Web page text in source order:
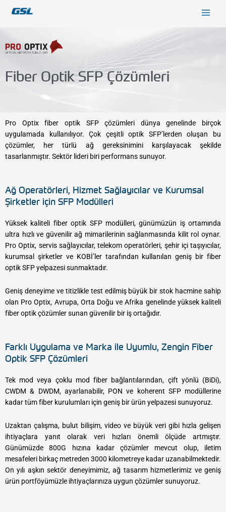
Fiber Optik SFP Çözümleri
Pro Optix fiber optik SFP çözümleri dünya genelinde birçok
uygulamada kullanılıyor. Çok çeşitli optik SFP’lerden oluşan bu
çözümler, her türlü ağ gereksinimini karşılayacak şekilde
tasarlanmıştır. Sektör lideri biri performans sunuyor.
Ağ Operatörleri, Hizmet Sağlayıcılar ve Kurumsal
Şirketler için SFP Modülleri
Yüksek kaliteli fiber optik SFP modülleri, günümüzün iş ortamında
ultra hızlı ve güvenilir ağ mimarilerinin sağlanmasında kilit rol oynar.
Pro Optix, servis sağlayıcılar, telekom operatörleri, şehir içi taşıyıcılar,
kurumsal şirketler ve KOBİ’ler tarafından kullanılan geniş bir fiber
optik SFP yelpazesi sunmaktadır.
Geniş deneyime ve titizlikle test edilmiş büyük bir stok hacmine sahip
olan Pro Optix, Avrupa, Orta Doğu ve Afrika genelinde yüksek kaliteli
fiber optik çözümler sunan güvenilir bir iş ortağıdır.
Farklı Uygulama ve Marka ile Uyumlu, Zengin Fiber
Optik SFP Çözümleri
Tek mod veya çoklu mod fiber bağlantılarından, çift yönlü (BiDi),
CWDM & DWDM, ayarlanabilir, PON ve koherent SFP modüllerine
kadar tüm fiber kurulumları için geniş bir ürün yelpazesi sunuyoruz.
Uzaktan çalışma, bulut bilişim, video ve büyük veri gibi hızla gelişen
ihtiyaçlara yanıt olarak veri hızları önemli ölçüde artmıştır.
Günümüzde 800G hızına kadar çözümler mevcut olup, iletim
mesafeleri birkaç metreden 3000 kilometreye kadar uzanabilmektedir.
On yılı aşkın sektör deneyimimiz, ağ tasarım hizmetlerimiz ve geniş
ürün portföyümüzle ihtiyaçlarınıza uygun çözümler sunuyoruz.